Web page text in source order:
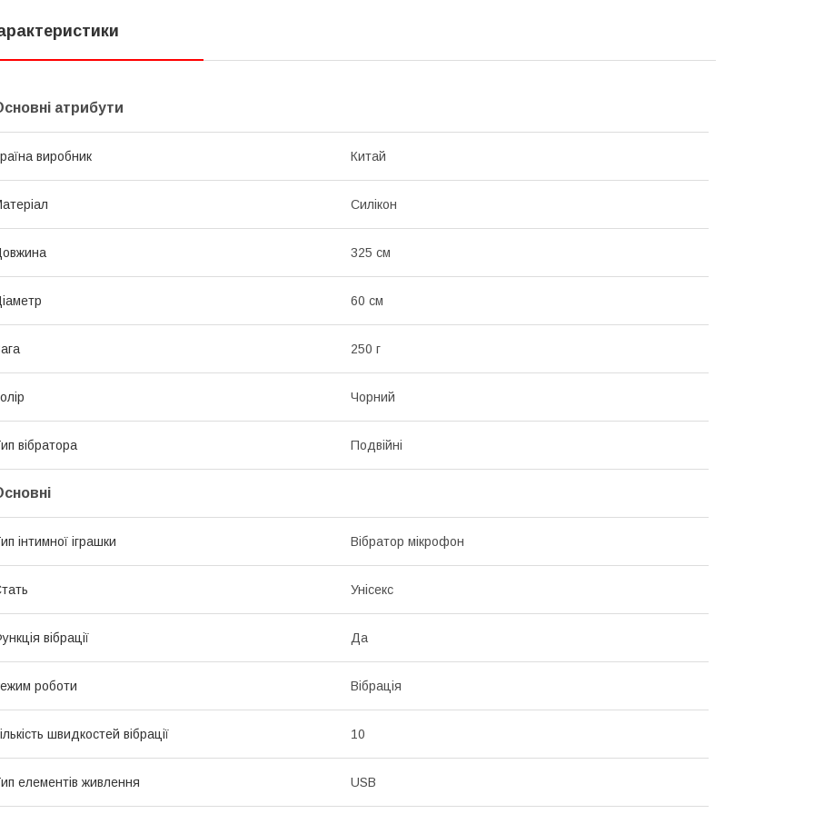
атрибути
виробник Китай
Силікон
325 см
60 см
250 г
Чорний
вібратора Подвійні
інтимної іграшки Вібратор мікрофон
Унісекс
вібрації Да
роботи Вібрація
швидкостей вібрації 10
елементів живлення USB